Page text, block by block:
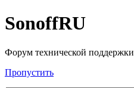
SonoffRU
Форум технической поддержки
Пропустить